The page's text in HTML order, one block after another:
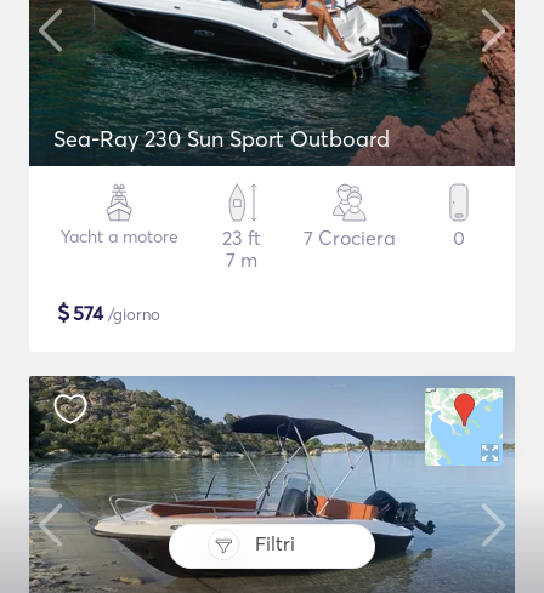
Filtri
Sea-Ray 230 Sun Sport Outboard
Yacht a motore
23 ft
7 m
7 Crociera 0
$574/giorno